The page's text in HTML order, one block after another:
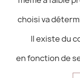
choisi va
Il existe du
en fonction de